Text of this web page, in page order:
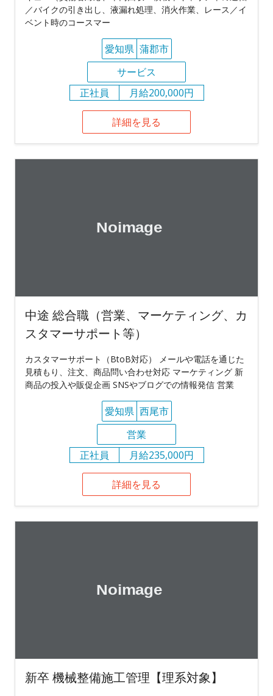
／バイクの引き出し、液漏れ処理、消火作業、レース／イ
ベント時のコースマー
愛知県 蒲郡市
サービス
正社員
月給200,000円
詳細を見る
中途 総合職（営業、マーケティング、カ
スタマーサポート等）
カスタマーサポート（BtoB対応） メールや電話を通じた
見積もり、注文、商品問い合わせ対応 マーケティング 新
商品の投入や販促企画 SNSやブログでの情報発信 営業
愛知県 西尾市
営業
正社員
月給235,000円
詳細を見る
新卒 機械整備施工管理【理系対象】